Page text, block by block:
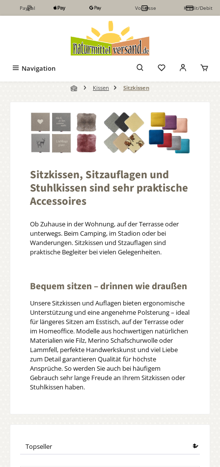
Zum Hauptinhalt springen
PayPal Vorkasse Kredit/Debit
Navigation
Kissen Sitzkissen
Sitzkissen, Sitzauflagen und
Stuhlkissen sind sehr praktische
Accessoires
Ob Zuhause in der Wohnung, auf der Terrasse oder
unterwegs. Beim Camping, im Stadion oder bei
Wanderungen. Sitzkissen und Stzauflagen sind
praktische Begleiter bei vielen Gelegenheiten.
Bequem sitzen – drinnen wie draußen
Unsere Sitzkissen und Auflagen bieten ergonomische
Unterstützung und eine angenehme Polsterung – ideal
für längeres Sitzen am Esstisch, auf der Terrasse oder
im Homeoffice. Modelle aus hochwertigen natürlichen
Materialien wie Filz, Merino Schafschurwolle oder
Lammfell, perfekte Handwerkskunst und viel Liebe
zum Detail garantieren Qualität für höchste
Ansprüche. So werden Sie auch bei häufigem
Gebrauch sehr lange Freude an Ihrem Sitzkissen oder
Stuhlkissen haben.